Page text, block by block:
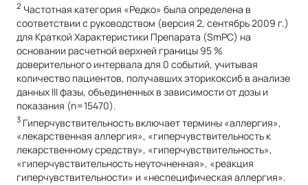
2 Частотная категория «Редко» была определена в
соответствии с руководством (версия 2, сентябрь 2009 г.)
для Краткой Характеристики Препарата (SmPC) на
основании расчетной верхней границы 95 %
доверительного интервала для 0 событий, учитывая
количество пациентов, получавших эторикоксиб в анализе
данных III фазы, объединенных в зависимости от дозы и
показания (n=15470).
3 Гиперчувствительность включает термины «аллергия»,
«лекарственная аллергия», «гиперчувствительность к
лекарственному средству», «гиперчувствительность»,
«гиперчувствительность неуточненная», «реакция
гиперчувствительности» и «неспецифическая аллергия».